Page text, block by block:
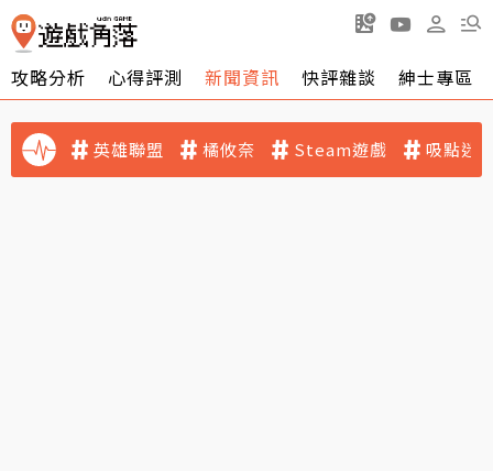
攻略分析 心得評測 新聞資訊 快評雜談 紳士專區
英雄聯盟 橘攸奈 Steam遊戲 吸點迷